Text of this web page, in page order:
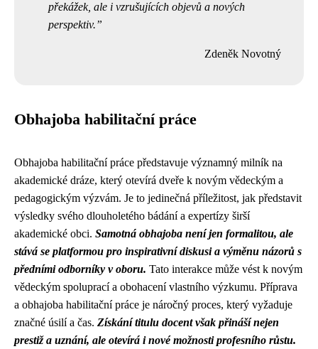
překážek, ale i vzrušujících objevů a nových
perspektiv.
Zdeněk Novotný
Obhajoba habilitační práce
Obhajoba habilitační práce představuje významný milník na
akademické dráze, který otevírá dveře k novým vědeckým a
pedagogickým výzvám. Je to jedinečná příležitost, jak představit
výsledky svého dlouholetého bádání a expertízy širší
akademické obci. Samotná obhajoba není jen formalitou, ale
stává se platformou pro inspirativní diskusi a výměnu názorů s
předními odborníky v oboru. Tato interakce může vést k novým
vědeckým spoluprací a obohacení vlastního výzkumu. Příprava
a obhajoba habilitační práce je náročný proces, který vyžaduje
značné úsilí a čas. Získání titulu docent však přináší nejen
prestiž a uznání, ale otevírá i nové možnosti profesního růstu.